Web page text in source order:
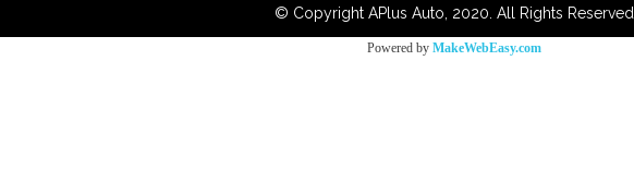
© Copyright APlus Auto, 2020. All Rights Reserved
Powered by MakeWebEasy.com